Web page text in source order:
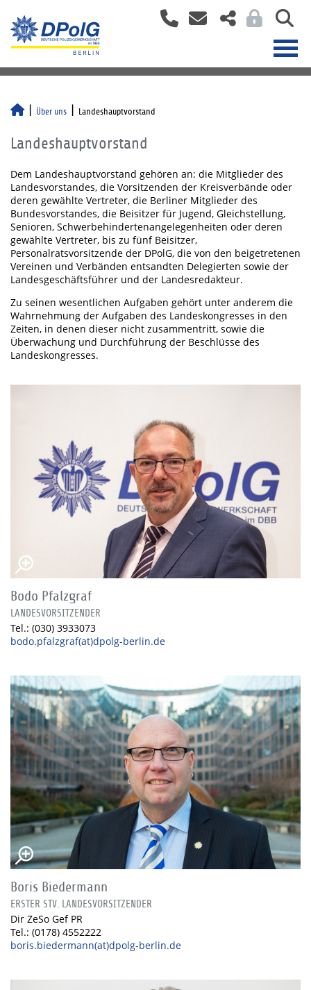
Über uns Landeshauptvorstand
Landeshauptvorstand
Dem Landeshauptvorstand gehören an: die Mitglieder des
Landesvorstandes, die Vorsitzenden der Kreisverbände oder
deren gewählte Vertreter, die Berliner Mitglieder des
Bundesvorstandes, die Beisitzer für Jugend, Gleichstellung,
Senioren, Schwerbehindertenangelegenheiten oder deren
gewählte Vertreter, bis zu fünf Beisitzer,
Personalratsvorsitzende der DPolG, die von den beigetretenen
Vereinen und Verbänden entsandten Delegierten sowie der
Landesgeschäftsführer und der Landesredakteur.
Zu seinen wesentlichen Aufgaben gehört unter anderem die
Wahrnehmung der Aufgaben des Landeskongresses in den
Zeiten, in denen dieser nicht zusammentritt, sowie die
Überwachung und Durchführung der Beschlüsse des
Landeskongresses.
Bodo Pfalzgraf
LANDESVORSITZENDER
Tel.: (030) 3933073
bodo.pfalzgraf(at)dpolg-berlin.de
Boris Biedermann
ERSTER STV. LANDESVORSITZENDER
Dir ZeSo Gef PR
Tel.: (0178) 4552222
boris.biedermann(at)dpolg-berlin.de